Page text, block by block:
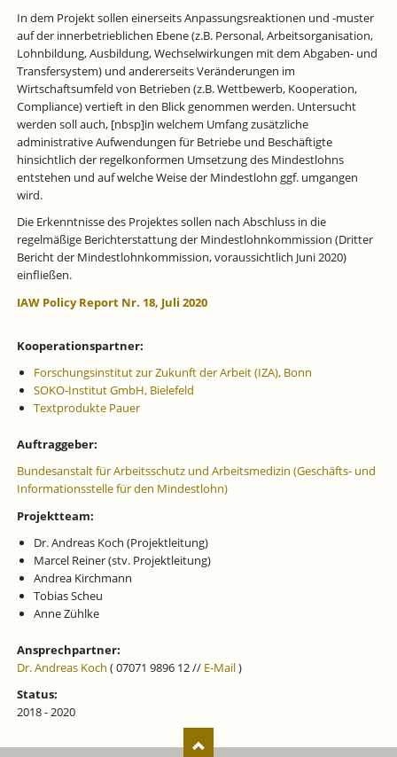
In dem Projekt sollen einerseits Anpassungsreaktionen und -muster
auf der innerbetrieblichen Ebene (z.B. Personal, Arbeitsorganisation,
Lohnbildung, Ausbildung, Wechselwirkungen mit dem Abgaben- und
Transfersystem) und andererseits Veränderungen im
Wirtschaftsumfeld von Betrieben (z.B. Wettbewerb, Kooperation,
Compliance) vertieft in den Blick genommen werden. Untersucht
werden soll auch, [nbsp]in welchem Umfang zusätzliche
administrative Aufwendungen für Betriebe und Beschäftigte
hinsichtlich der regelkonformen Umsetzung des Mindestlohns
entstehen und auf welche Weise der Mindestlohn ggf. umgangen
wird.
Die Erkenntnisse des Projektes sollen nach Abschluss in die
regelmäßige Berichterstattung der Mindestlohnkommission (Dritter
Bericht der Mindestlohnkommission, voraussichtlich Juni 2020)
einfließen.
IAW Policy Report Nr. 18, Juli 2020
Kooperationspartner:
Forschungsinstitut zur Zukunft der Arbeit (IZA), Bonn
SOKO-Institut GmbH, Bielefeld
Textprodukte Pauer
Auftraggeber:
Bundesanstalt für Arbeitsschutz und Arbeitsmedizin (Geschäfts- und
Informationsstelle für den Mindestlohn)
Projektteam:
Dr. Andreas Koch (Projektleitung)
Marcel Reiner (stv. Projektleitung)
Andrea Kirchmann
Tobias Scheu
Anne Zühlke
Ansprechpartner:
Dr. Andreas Koch ( 07071 9896 12 // E-Mail)
Status:
2018 - 2020